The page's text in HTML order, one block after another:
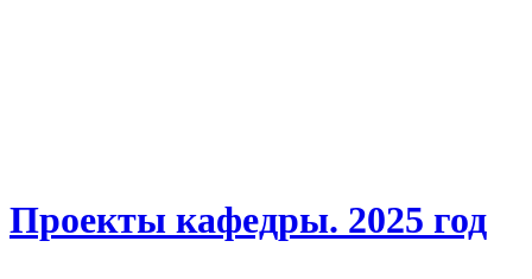
Проекты кафедры. 2025 год